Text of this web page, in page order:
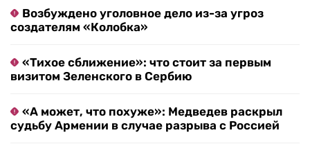
Возбуждено уголовное дело из-за угроз
создателям «Колобка»
«Тихое сближение»: что стоит за первым
визитом Зеленского в Сербию
«А может, что похуже»: Медведев раскрыл
судьбу Армении в случае разрыва с Россией